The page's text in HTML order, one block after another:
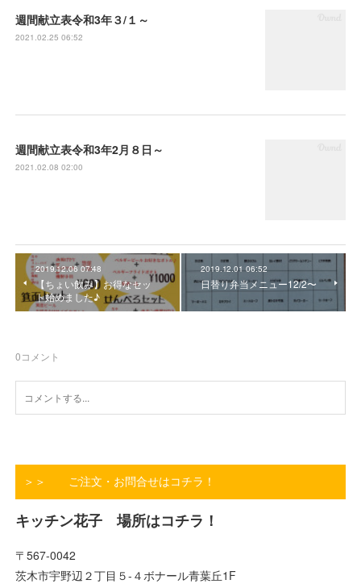
週間献立表令和3年３/１～
2021.02.25 06:52
週間献立表令和3年2月８日～
2021.02.08 02:00
2019.12.06 07:48
【ちょい飲み】お得なセッ
ト始めました♪
2019.12.01 06:52
日替り弁当メニュー12/2〜
0コメント
＞＞ ご注文・お問合せはコチラ！
キッチン花子 場所はコチラ！
〒567-0042
茨木市宇野辺２丁目５-４ボナール青葉丘1F